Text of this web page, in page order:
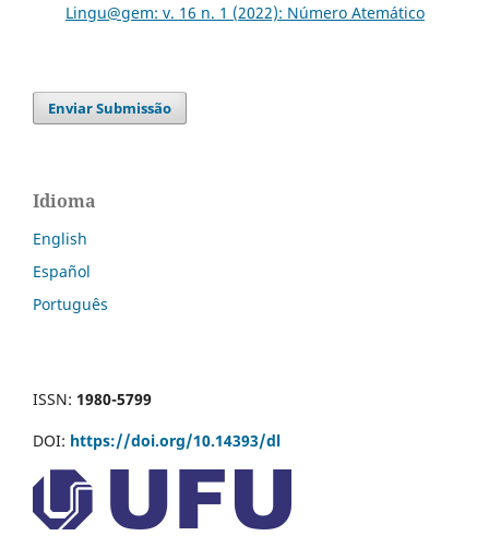
Lingu@gem: v. 16 n. 1 (2022): Número Atemático
Enviar Submissão
Idioma
English
Español
Português
ISSN: 1980-5799
DOI: https://doi.org/10.14393/dl